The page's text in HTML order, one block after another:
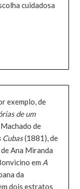
cuidadosa
exemplo, de
de um
de
Cubas(1881), de
Ana Miranda
em A
da
dois estratos